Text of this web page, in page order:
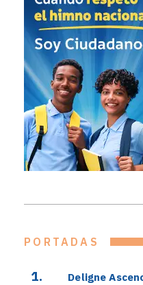
PORTADAS
Deligne